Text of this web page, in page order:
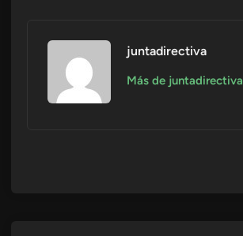
juntadirectiva
Más de juntadirectiva